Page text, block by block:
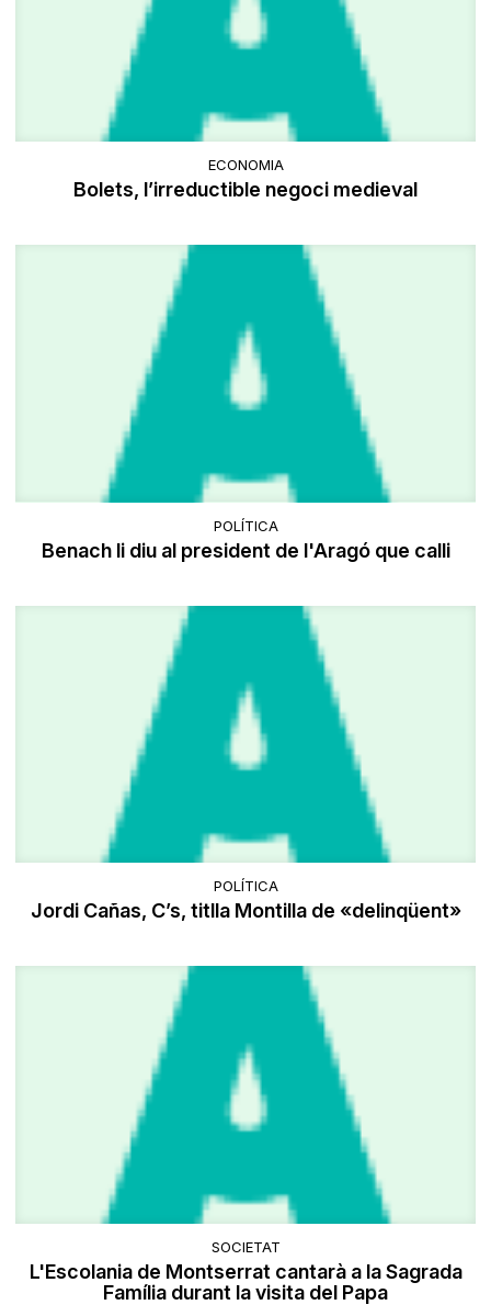
ECONOMIA
Bolets, l’irreductible negoci medieval
POLÍTICA
Benach li diu al president de l'Aragó que calli
POLÍTICA
Jordi Cañas, C’s, titlla Montilla de «delinqüent»
SOCIETAT
L'Escolania de Montserrat cantarà a la Sagrada
Família durant la visita del Papa